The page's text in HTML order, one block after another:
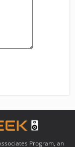
Program, an